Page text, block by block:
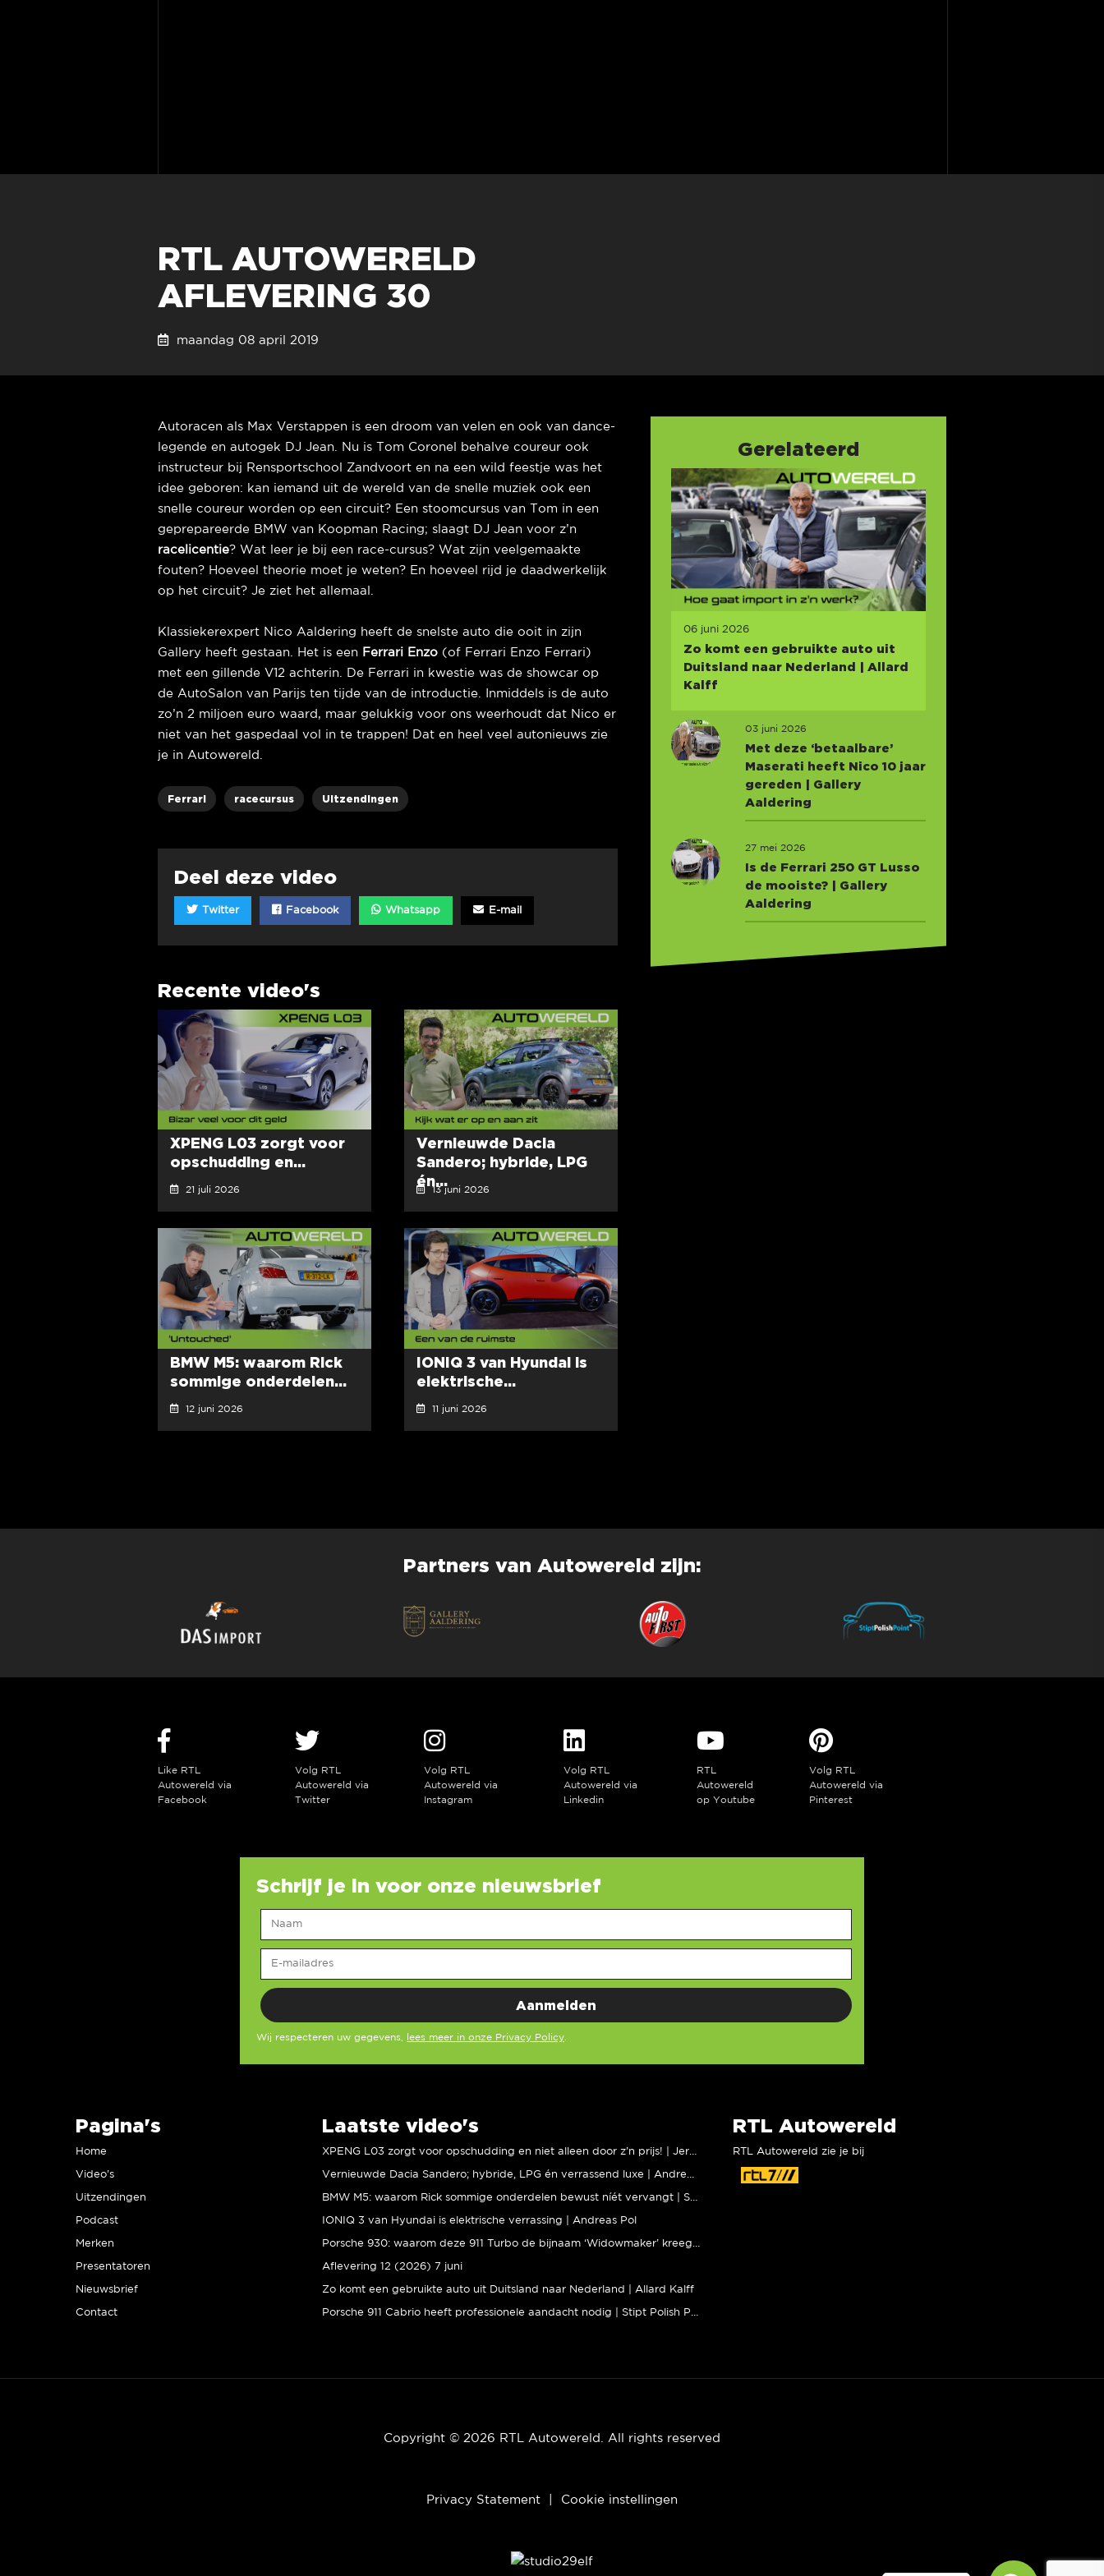
RTL AUTOWERELD
AFLEVERING 30
maandag 08 april 2019
Autoracen als Max Verstappen is een droom van velen en ook van dance-
legende en autogek DJ Jean. Nu is Tom Coronel behalve coureur ook
instructeur bij Rensportschool Zandvoort en na een wild feestje was het
idee geboren: kan iemand uit de wereld van de snelle muziek ook een
snelle coureur worden op een circuit? Een stoomcursus van Tom in een
geprepareerde BMW van Koopman Racing; slaagt DJ Jean voor z’n
racelicentie? Wat leer je bij een race-cursus? Wat zijn veelgemaakte
fouten? Hoeveel theorie moet je weten? En hoeveel rijd je daadwerkelijk
op het circuit? Je ziet het allemaal.
Klassiekerexpert Nico Aaldering heeft de snelste auto die ooit in zijn
Gallery heeft gestaan. Het is een
Ferrari Enzo (of Ferrari Enzo Ferrari)
met een gillende V12 achterin. De Ferrari in kwestie was de showcar op
de AutoSalon van Parijs ten tijde van de introductie. Inmiddels is de auto
zo’n 2 miljoen euro waard, maar gelukkig voor ons weerhoudt dat Nico er
niet van het gaspedaal vol in te trappen! Dat en heel veel autonieuws zie
je in Autowereld.
Ferrari racecursus Uitzendingen
Deel deze video
Twitter Facebook Whatsapp E-mail
Recente video's
XPENG L03 zorgt voor
opschudding en...
21 juli 2026
Vernieuwde Dacia
Sandero; hybride, LPG
én...
13 juni 2026
BMW M5: waarom Rick
sommige onderdelen...
12 juni 2026
IONIQ 3 van Hyundai is
elektrische...
11 juni 2026
Gerelateerd
06 juni 2026
Zo komt een gebruikte auto uit
Duitsland naar Nederland | Allard
Kalff
03 juni 2026
Met deze ‘betaalbare’
Maserati heeft Nico 10 jaar
gereden | Gallery
Aaldering
27 mei 2026
Is de Ferrari 250 GT Lusso
de mooiste? | Gallery
Aaldering
Partners van Autowereld zijn:
Like RTL
Autowereld via
Facebook
Volg RTL
Autowereld via
Twitter
Volg RTL
Autowereld via
Instagram
Volg RTL
Autowereld via
Linkedin
RTL
Autowereld
op Youtube
Volg RTL
Autowereld via
Pinterest
Schrijf je in voor onze nieuwsbrief
Wij respecteren uw gegevens, lees meer in onze Privacy Policy
Pagina's
Home
Video’s
Uitzendingen
Podcast
Merken
Presentatoren
Nieuwsbrief
Contact
Laatste video's
IONIQ 3 van Hyundai is elektrische verrassing | Andreas Pol
Aflevering 12 (2026) 7 juni
Zo komt een gebruikte auto uit Duitsland naar Nederland | Allard Kalff
RTL Autowereld
RTL Autowereld zie je bij
Copyright © 2026 RTL Autowereld. All rights reserved
Privacy Statement Cookie instellingen